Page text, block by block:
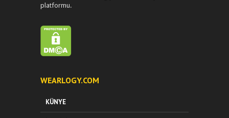
platformu.
WEARLOGY.COM
KÜNYE